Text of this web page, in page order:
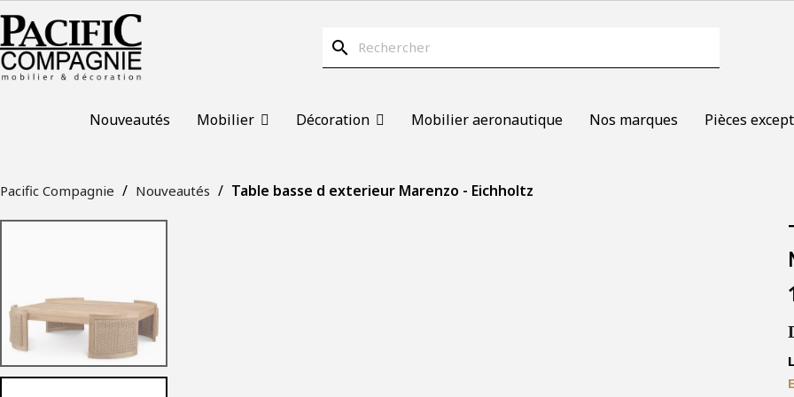
search
Nouveautés Mobilier Décoration Mobilier aeronautique Nos marques Pièces
Pacific Compagnie Nouveautés Table basse d exterieur Marenzo - Eichholtz